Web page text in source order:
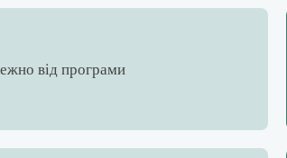
від програми